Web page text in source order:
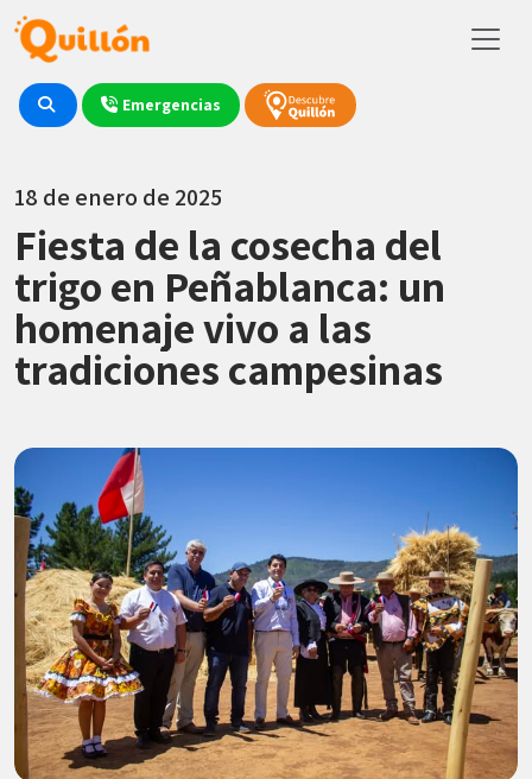
Emergencias
18 de enero de 2025
Fiesta de la cosecha del
trigo en Peñablanca: un
homenaje vivo a las
tradiciones campesinas